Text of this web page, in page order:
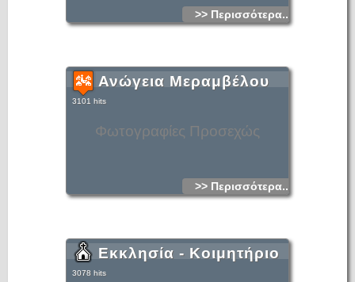
>> Περισσότερα...
Φωτογραφίες Προσεχώς
Ανώγεια Μεραμβέλου
3101 hits
>> Περισσότερα...
Εκκλησία - Κοιμητήριο
3078 hits